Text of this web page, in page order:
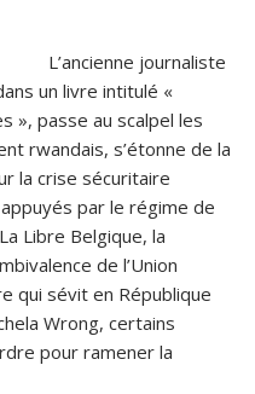
L’ancienne journaliste
un livre intitulé «
», passe au scalpel les
rwandais, s’étonne de la
la crise sécuritaire
par le régime de
Libre Belgique, la
de l’Union
qui sévit en République
Wrong, certains
pour ramener la